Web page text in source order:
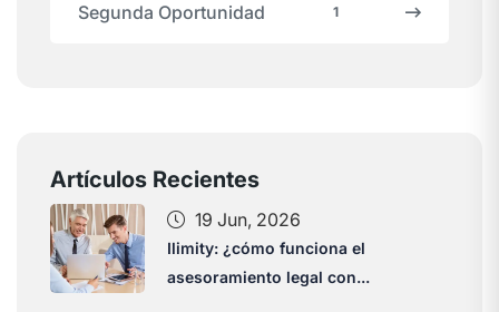
Segunda Oportunidad 1
Artículos Recientes
19 Jun, 2026
Ilimity: ¿cómo funciona el
asesoramiento legal con...